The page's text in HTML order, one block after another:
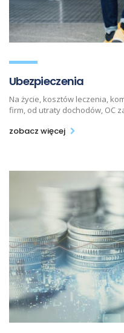
Ubezpieczenia
Na życie, kosztów leczenia,
firm, od utraty dochodów, OC
zobacz więcej